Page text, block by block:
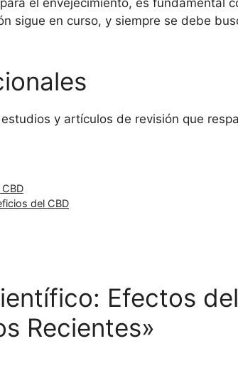
el envejecimiento, es fundamental
sigue en curso, y siempre se debe
y artículos de revisión que
del CBD
Efectos
Recientes»